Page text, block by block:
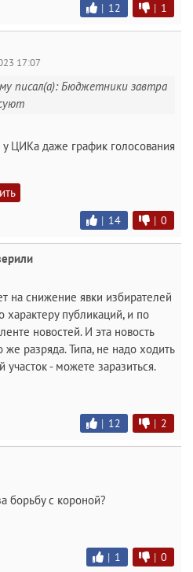
| 12 | 1
17:07
писал(а): Бюджетники завтра
у ЦИКа даже график голосования
| 14 | 0
на снижение явки избирателей
характеру публикаций, и по
новостей. И эта новость
же разряда. Типа, не надо ходить
участок - можете заразиться.
| 12 | 2
борьбу с короной?
| 1 | 0